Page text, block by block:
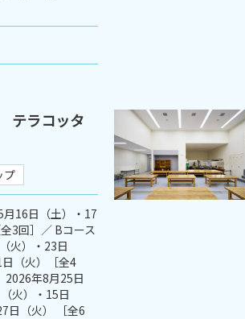
テラコッタ
プ
16日（土）・17
3回］／ Bコース
火）・23日
日（火）［全4
年8月25日
火）・15日
日（火） ［全6